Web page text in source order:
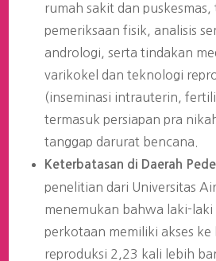
rumah sakit dan puskesmas,
pemeriksaan fisik, analisis
andrologi, serta tindakan
varikokel dan teknologi
(inseminasi intrauterin,
termasuk persiapan pra
tanggap darurat bencana.
Keterbatasan di Daerah
penelitian dari Universitas
menemukan bahwa laki-laki
perkotaan memiliki akses ke
reproduksi 2,23 kali lebih